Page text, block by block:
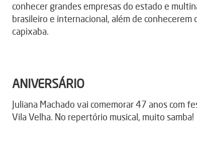
conhecer grandes empresas do estado e
brasileiro e internacional, além de
capixaba.
ANIVERSÁRIO
Juliana Machado vai comemorar 47 anos com
Vila Velha. No repertório musical, muito samba!